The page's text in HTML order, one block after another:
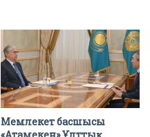
Мемлекет басшысы
«Атамекен» Ұлттық